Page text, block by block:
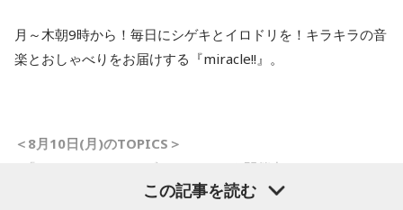
水谷 （笑）
寺島「ベッセント財務長官はどういったかと言いますと、こ
れはNHKによるんですが…NHKの独占インタビューだったよ
に対し、ベッセント財務長官は具体的な政策の方向性への言
及は避けつつ、「植田総裁とは15年以上の知り合いで、絶大
な信頼を寄せている。日本経済にとって最善の措置を講じる
月～木朝9時から！毎日にシゲキとイロドリを！キラキラの音
楽とおしゃべりをお届けする『miracle!!』。
＜8月10日(月)のTOPICS＞
■「ミラクルサマーリゾート2026」を開催中！
8月10日（月）のテーマは「夏はサンダルっしょ！」 あなた
この記事を読む